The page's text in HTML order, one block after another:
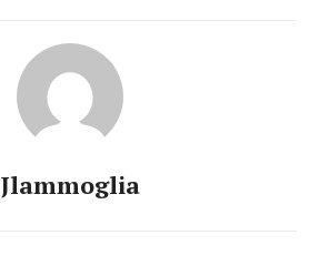
Jlammoglia